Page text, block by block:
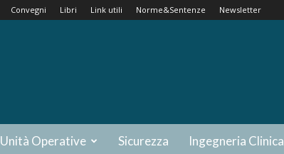
Convegni Libri Link utili Norme&Sentenze Newsletter
Unità Operative Sicurezza Ingegneria Clinica